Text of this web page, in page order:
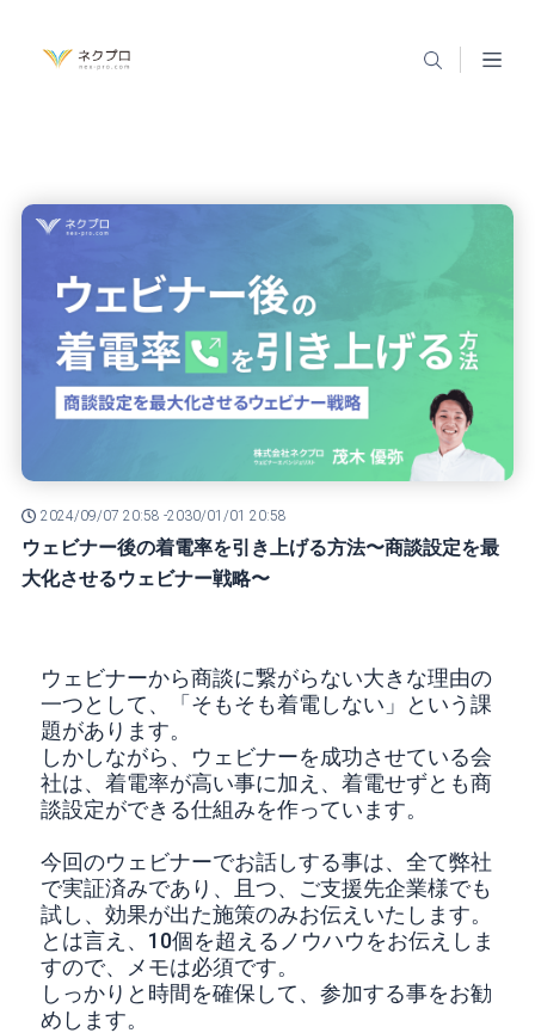
2024/09/07 20:58 -2030/01/01 20:58
ウェビナー後の着電率を引き上げる方法〜商談設定を最
大化させるウェビナー戦略〜
ウェビナーから商談に繋がらない大きな理由の
一つとして、「そもそも着電しない」という課
題があります。
しかしながら、ウェビナーを成功させている会
社は、着電率が高い事に加え、着電せずとも商
談設定ができる仕組みを作っています。
今回のウェビナーでお話しする事は、全て弊社
で実証済みであり、且つ、ご支援先企業様でも
試し、効果が出た施策のみお伝えいたします。
とは言え、10個を超えるノウハウをお伝えしま
すので、メモは必須です。
しっかりと時間を確保して、参加する事をお勧
めします。